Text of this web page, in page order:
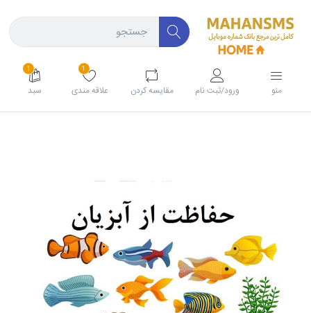
منو ورود/ثبت نام مقايسه كردن
1
علاقه مندی
1
سبد